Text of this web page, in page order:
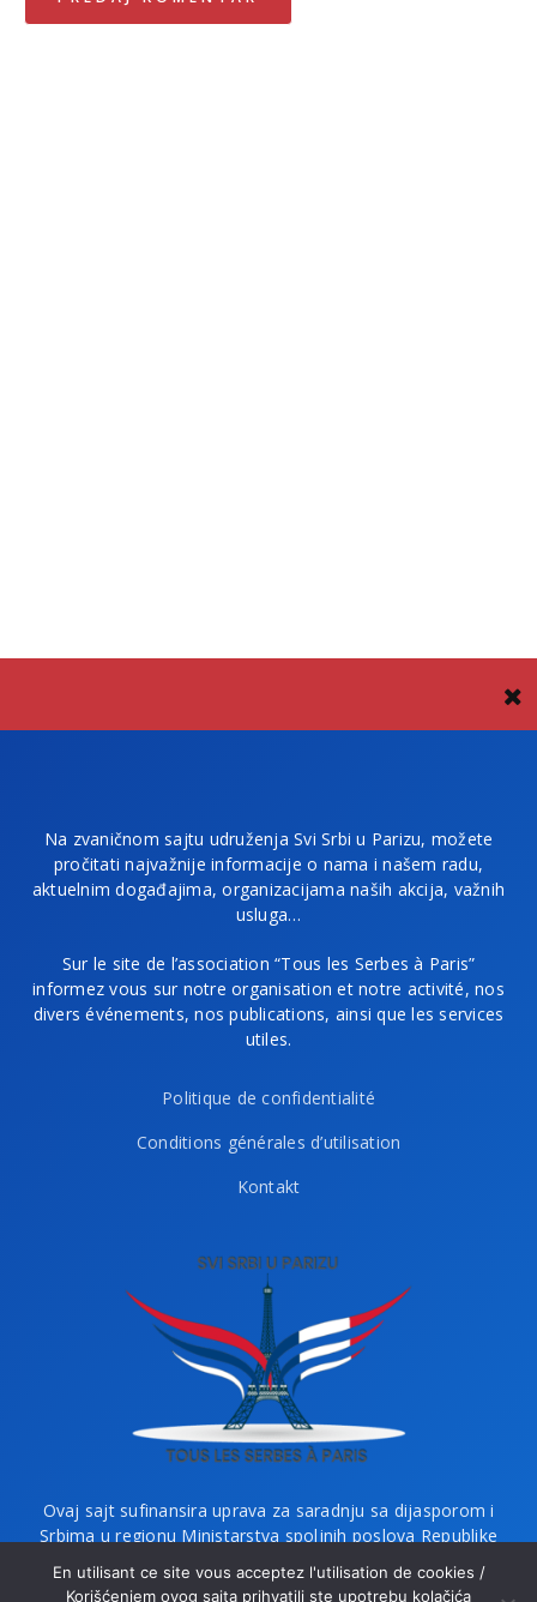
Na zvaničnom sajtu udruženja Svi Srbi u Parizu, možete
pročitati najvažnije informacije o nama i našem radu,
aktuelnim događajima, organizacijama naših akcija, važnih
usluga…
Sur le site de l’association “Tous les Serbes à Paris”
informez vous sur notre organisation et notre activité, nos
divers événements, nos publications, ainsi que les services
utiles.
Politique de confidentialité
Conditions générales d’utilisation
Kontakt
Ovaj sajt sufinansira uprava za saradnju sa dijasporom i
Srbima u regionu Ministarstva spoljnih poslova Republike
Srbije i Ministarstvo bez portfelja zaduženo za dijasporu.
En utilisant ce site vous acceptez l'utilisation de cookies /
Korišćenjem ovog sajta prihvatili ste upotrebu kolačića